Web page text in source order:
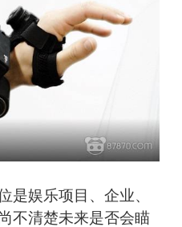
是娱乐项目、企业、
不清楚未来是否会瞄